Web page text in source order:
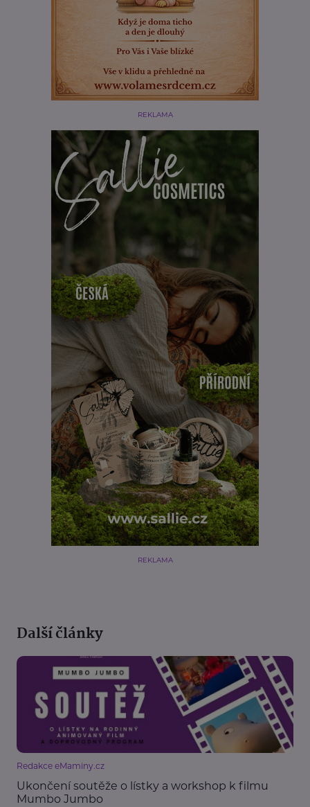
REKLAMA
REKLAMA
Další články
Redakce eMaminy.cz
Ukončení soutěže o lístky a workshop k filmu
Mumbo Jumbo